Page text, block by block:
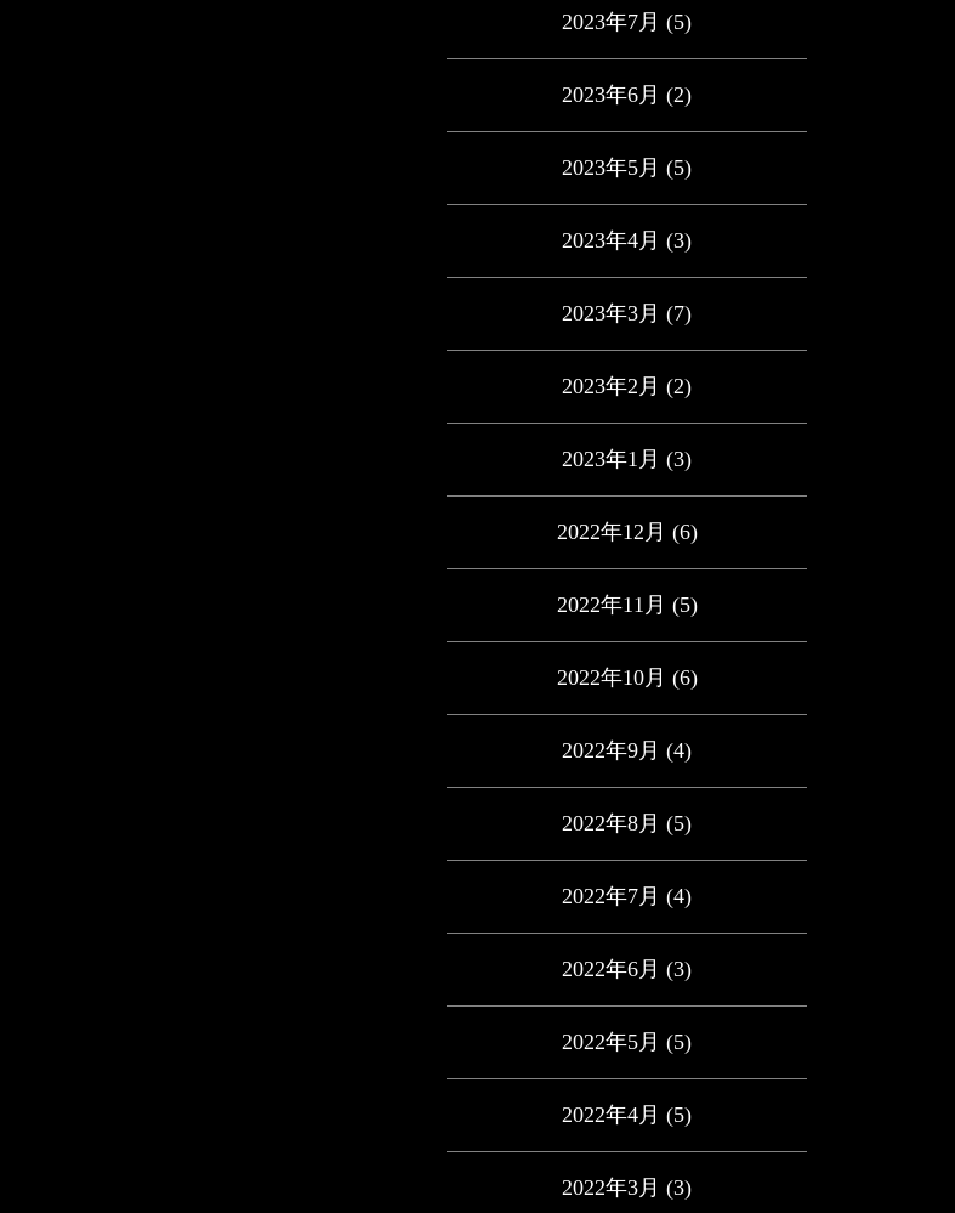
2023年7月 (5)
2023年6月 (2)
2023年5月 (5)
2023年4月 (3)
2023年3月 (7)
2023年2月 (2)
2023年1月 (3)
2022年12月 (6)
2022年11月 (5)
2022年10月 (6)
2022年9月 (4)
2022年8月 (5)
2022年7月 (4)
2022年6月 (3)
2022年5月 (5)
2022年4月 (5)
2022年3月 (3)